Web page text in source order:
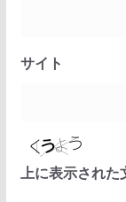
サイト
上に表示された